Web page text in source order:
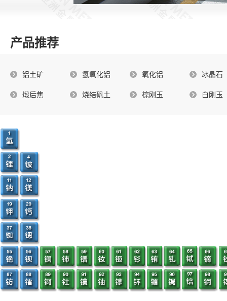
产品推荐
铝土矿 氢氧化铝 氧化铝 冰晶石
煅后焦 烧结矾土 棕刚玉 白刚玉